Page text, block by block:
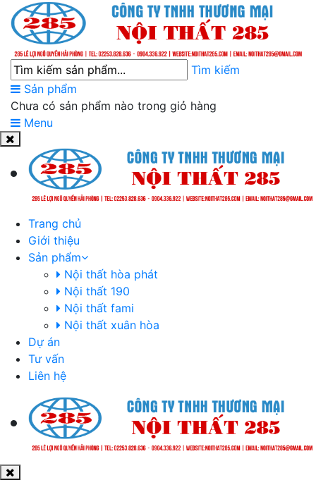
Tìm kiếm
Sản phẩm
Chưa có sản phẩm nào trong giỏ hàng
Menu
Trang chủ
Giới thiệu
Sản phẩm
Nội thất hòa phát
Nội thất 190
Nội thất fami
Nội thất xuân hòa
Dự án
Tư vấn
Liên hệ